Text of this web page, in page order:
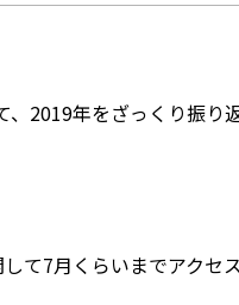
2019年をざっくり振り
て7月くらいまでアクセ